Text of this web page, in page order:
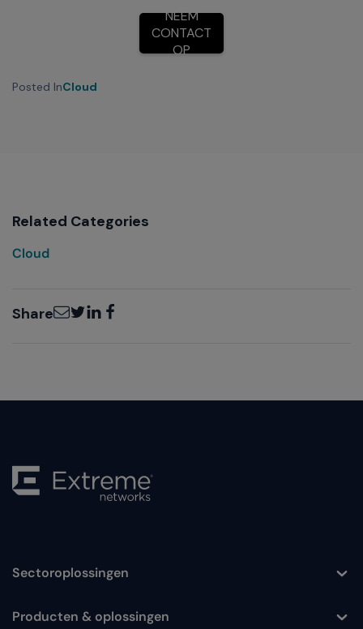
NEEM
CONTACT
OP
Posted InCloud
Related Categories
Cloud
ShareEmailTwitter
LinkedInFacebook
Toggle
Sectoroplossingen
Toggle
Producten & oplossingen